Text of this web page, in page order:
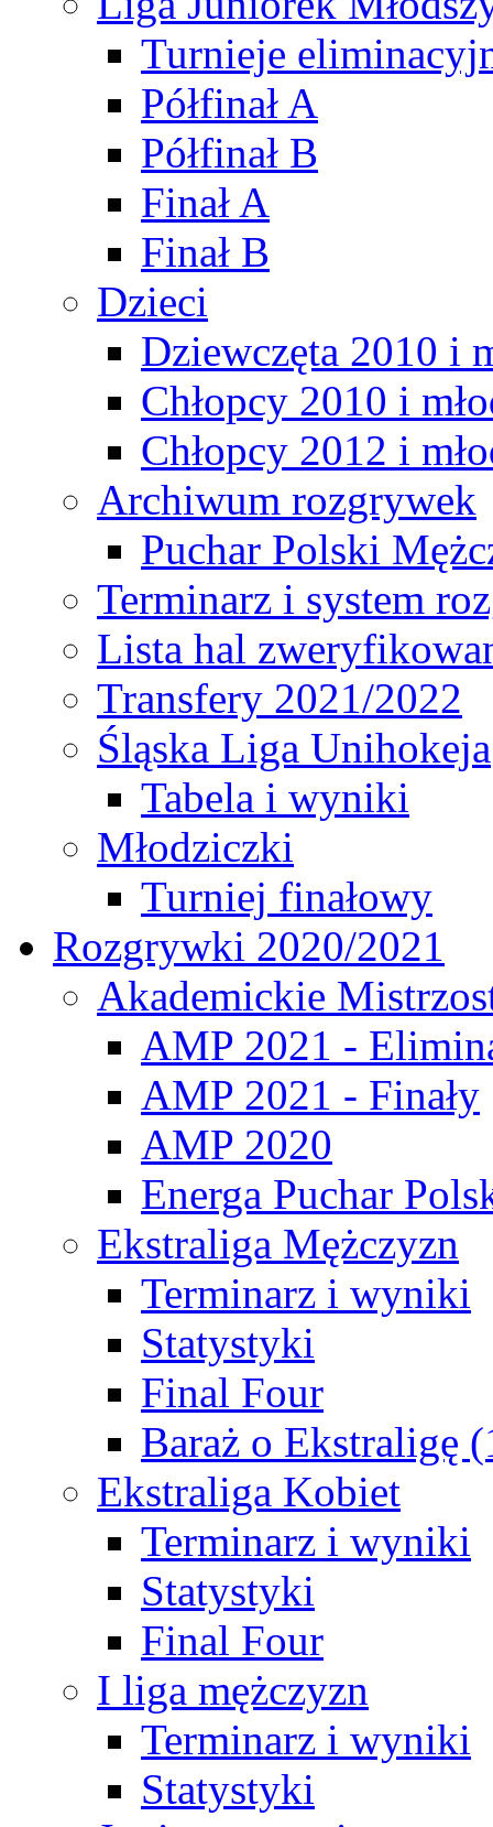
Turnieje
Półfinał A
Półfinał B
Finał A
Finał B
Dzieci
Dziewczęta 2010 i
Chłopcy 2010 i
Chłopcy 2012 i
Archiwum rozgrywek
Puchar Polski
Terminarz i system
Lista hal
Transfery 2021/2022
Śląska Liga Unihokeja
Tabela i wyniki
Młodziczki
Turniej finałowy
Rozgrywki 2020/2021
Akademickie
AMP 2021 -
AMP 2021 - Finały
AMP 2020
Energa Puchar
Ekstraliga Mężczyzn
Terminarz i wyniki
Statystyki
Final Four
Baraż o Ekstraligę
Ekstraliga Kobiet
Terminarz i wyniki
Statystyki
Final Four
I liga mężczyzn
Terminarz i wyniki
Statystyki